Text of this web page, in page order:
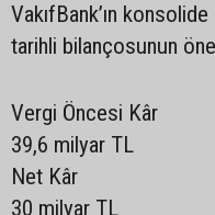
VakıfBank’ın
tarihli bilançosunun
Vergi Öncesi Kâr
39,6 milyar TL
Net Kâr
30 milyar TL